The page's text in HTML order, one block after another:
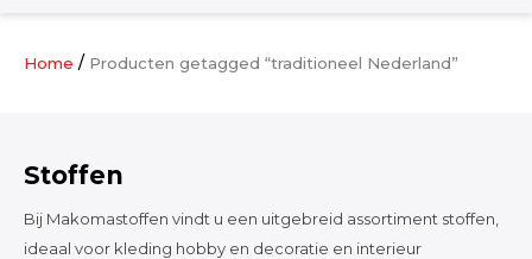
Damesstoffen
Home / Producten getagged “traditioneel Nederland”
Stoffen
Bij Makomastoffen vindt u een uitgebreid assortiment stoffen,
ideaal voor kleding hobby en decoratie en interieur